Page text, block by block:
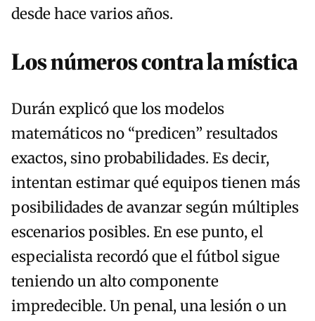
desde hace varios años.
Los números contra la mística
Durán explicó que los modelos
matemáticos no “predicen” resultados
exactos, sino probabilidades. Es decir,
intentan estimar qué equipos tienen más
posibilidades de avanzar según múltiples
escenarios posibles. En ese punto, el
especialista recordó que el fútbol sigue
teniendo un alto componente
impredecible. Un penal, una lesión o un